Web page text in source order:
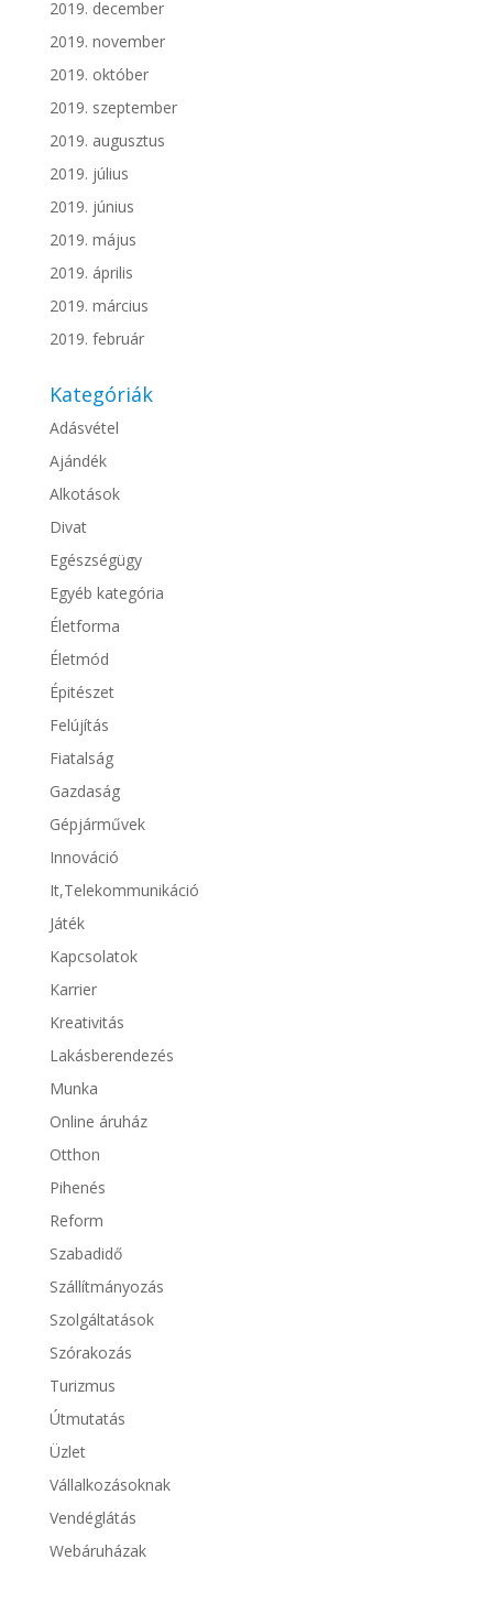
2019. december
2019. november
2019. október
2019. szeptember
2019. augusztus
2019. július
2019. június
2019. május
2019. április
2019. március
2019. február
Kategóriák
Adásvétel
Ajándék
Alkotások
Divat
Egészségügy
Egyéb kategória
Életforma
Életmód
Épitészet
Felújítás
Fiatalság
Gazdaság
Gépjárművek
Innováció
It,Telekommunikáció
Játék
Kapcsolatok
Karrier
Kreativitás
Lakásberendezés
Munka
Online áruház
Otthon
Pihenés
Reform
Szabadidő
Szállítmányozás
Szolgáltatások
Szórakozás
Turizmus
Útmutatás
Üzlet
Vállalkozásoknak
Vendéglátás
Webáruházak